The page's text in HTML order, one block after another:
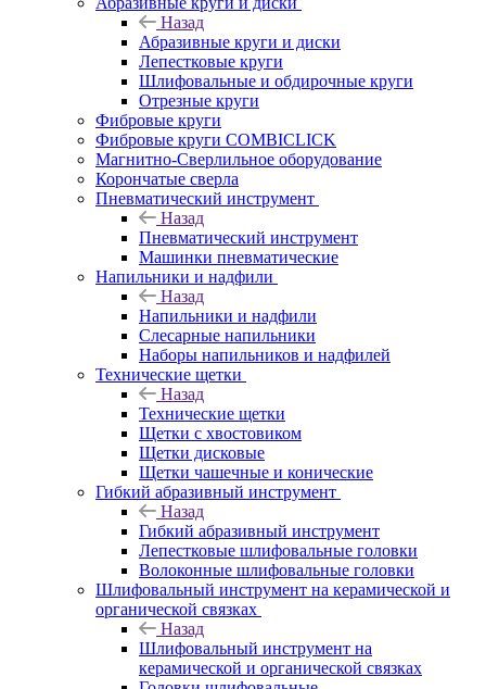
Назад
Абразивные круги и диски
Лепестковые круги
Шлифовальные и обдирочные круги
Отрезные круги
Фибровые круги
Фибровые круги COMBICLICK
Магнитно-Сверлильное оборудование
Корончатые сверла
Пневматический инструмент
Назад
Пневматический инструмент
Машинки пневматические
Напильники и надфили
Назад
Напильники и надфили
Слесарные напильники
Наборы напильников и надфилей
Технические щетки
Назад
Технические щетки
Щетки с хвостовиком
Щетки дисковые
Щетки чашечные и конические
Гибкий абразивный инструмент
Назад
Гибкий абразивный инструмент
Лепестковые шлифовальные головки
Волоконные шлифовальные головки
Шлифовальный инструмент на керамической и
органической связках
Назад
Шлифовальный инструмент на
керамической и органической связках